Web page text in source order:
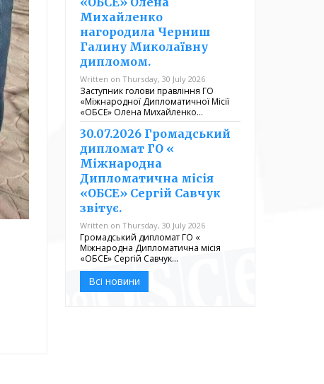
Михайленко
нагородила Черниш
Галину Миколаївну
дипломом.
Written on Thursday, 30 July 2026
Заступник голови правління ГО
«Міжнародної Дипломатичної Місії
«ОБСЕ» Олена Михайленко…
30.07.2026 Громадський
дипломат ГО «
Міжнародна
Дипломатична місія
«ОБСЕ» Сергій Савчук
звітує.
Written on Thursday, 30 July 2026
Громадський дипломат ГО «
Міжнародна Дипломатична місія
«ОБСЕ» Сергій Савчук…
Всі новини